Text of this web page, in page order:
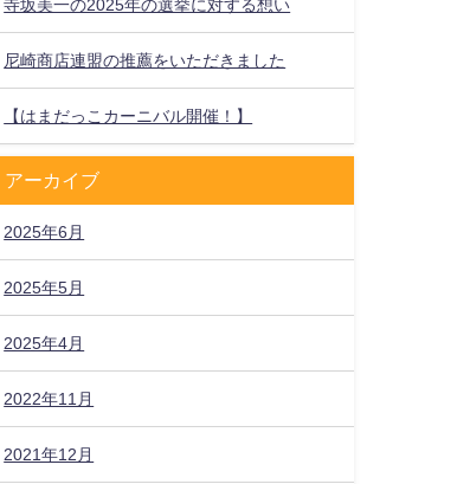
寺坂美一の2025年の選挙に対する想い
尼崎商店連盟の推薦をいただきました
【はまだっこカーニバル開催！】
アーカイブ
2025年6月
2025年5月
2025年4月
2022年11月
2021年12月